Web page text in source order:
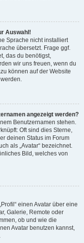
Auswahl!
Sprache nicht installiert
übersetzt. Frage ggf.
das du benötigst,
wir uns freuen, wenn du
können auf der Website
angezeigt werden?
Benutzernamen stehen.
Oft sind dies Sterne,
deinen Status im Forum
als „Avatar“ bezeichnet.
Bild, welches von
einen Avatar über eine
Galerie, Remote oder
ob und wie die
Avatar benutzen kannst,